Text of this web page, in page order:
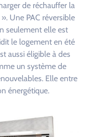
de réchauffer la
Une PAC réversible
seulement elle est
le logement en été
aussi éligible à des
un système de
Elle entre
énergétique.